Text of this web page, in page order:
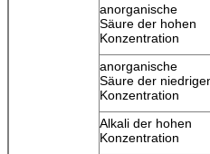
anorganische
Säure der hohen
Konzentration
anorganische
Säure der
Konzentration
Alkali der hohen
Konzentration